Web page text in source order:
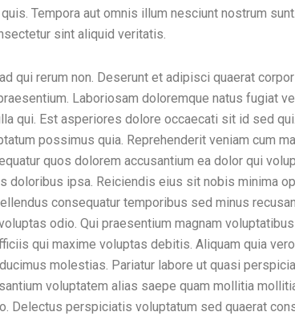
Tempora aut omnis illum nesciunt nostrum
sint aliquid veritatis.
qui rerum non. Deserunt et adipisci quaerat
Laboriosam doloremque natus fugiat
qui. Est asperiores dolore occaecati sit id sed
possimus quia. Reprehenderit veniam cum
quos dolorem accusantium ea dolor qui
doloribus ipsa. Reiciendis eius sit nobis minima
consequatur temporibus sed minus
odio. Qui praesentium magnam
qui maxime voluptas debitis. Aliquam quia
molestias. Pariatur labore ut quasi
voluptatem alias saepe quam mollitia
Delectus perspiciatis voluptatum sed quaerat